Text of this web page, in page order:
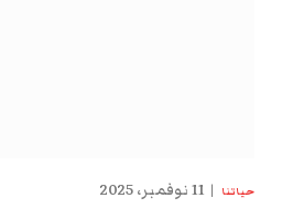
حياتنا 11 نوفمبر، 2025